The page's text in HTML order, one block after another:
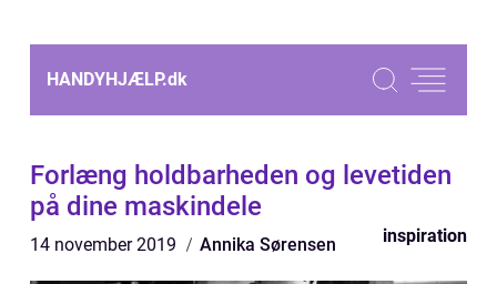
HANDYHJÆLP.dk
Forlæng holdbarheden og levetiden
på dine maskindele
14 november 2019 Annika Sørensen inspiration